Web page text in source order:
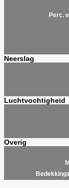
Perc.
Neerslag
Luchtvochtigheid
Overig